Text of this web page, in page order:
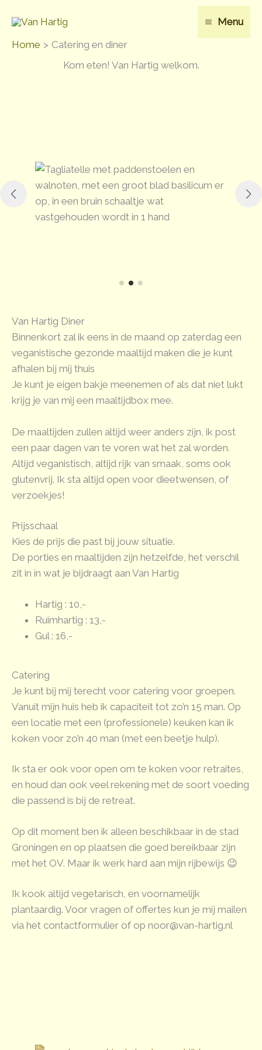
naar
Menu
Home
Catering en diner
Kom eten! Van Hartig welkom.
Van Hartig Diner
Binnenkort zal ik eens in de maand op zaterdag een
veganistische gezonde maaltijd maken die je kunt
afhalen bij mij thuis
Je kunt je eigen bakje meenemen of als dat niet lukt
krijg je van mij een maaltijdbox mee.
De maaltijden zullen altijd weer anders zijn, ik post
een paar dagen van te voren wat het zal worden.
Altijd veganistisch, altijd rijk van smaak, soms ook
glutenvrij. Ik sta altijd open voor dieetwensen, of
verzoekjes!
Prijsschaal
Kies de prijs die past bij jouw situatie.
De porties en maaltijden zijn hetzelfde, het verschil
zit in in wat je bijdraagt aan Van Hartig
Hartig : 10,-
Ruimhartig : 13,-
Gul : 16,-
Catering
Je kunt bij mij terecht voor catering voor groepen.
Vanuit mijn huis heb ik capaciteit tot zo’n 15 man. Op
een locatie met een (professionele) keuken kan ik
koken voor zo’n 40 man (met een beetje hulp).
Ik sta er ook voor open om te koken voor retraites,
en houd dan ook veel rekening met de soort voeding
die passend is bij de retreat.
Op dit moment ben ik alleen beschikbaar in de stad
Groningen en op plaatsen die goed bereikbaar zijn
met het OV. Maar ik werk hard aan mijn rijbewijs 😉
Ik kook altijd vegetarisch, en voornamelijk
plantaardig. Voor vragen of offertes kun je mij mailen
via het contactformulier of op noor@van-hartig.nl